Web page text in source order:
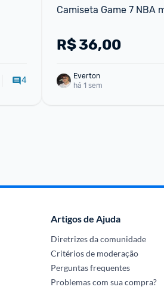
4
Camiseta Game 7 NBA
R$36,00
Everton
há 1 sem
Artigos de Ajuda
Diretrizes da comunidade
Critérios de moderação
Perguntas frequentes
Problemas com sua compra?